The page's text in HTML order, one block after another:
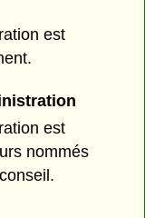
est
est
nommés